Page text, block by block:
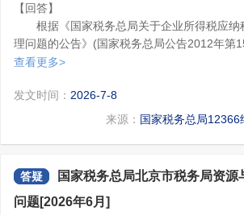
原值、转让住房过程中缴纳的税金和合理费用
得额，按财产转让所得缴纳个人所得税，税率
个人未提供完整、准确的房屋原值凭证，
值和应纳税额的，税务机关可按规定对其实行
让住房核定征收个人所得税的核定比例暂按1%
个人通过拍卖市场取得的房屋拍卖收入在
能提供完整、准确的房屋原值凭证的，其房屋
得”项目适用20%税率缴纳个人所得税。
凭证，不能正确计算房屋原值和应纳税额的，
的3%计算缴纳个人所得税。不区分住房和商业
个人转让房屋的个人所得税应税收入不含
【回答】
根据《国家税务总局关于企业所得税应纳
理问题的公告》(国家税务总局公告2012年第
于企业融资费用支出税前扣除问题 企业通过
件的，应计入相关资产成本;不符合资本化条件
用，准予在企业所得税前据实扣除。
九、本公告施行时间 本公告规定适用于
度企业应纳税所得额的处理。”
查看更多>
发文时间： 2026-7-8
来源： 国家税务总局12366
答疑
国家税务总局北京市税务局资源
问题[2026年6月]